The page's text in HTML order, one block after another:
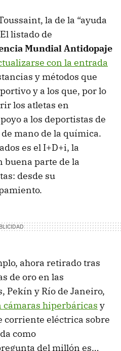
la de la “ayuda
listado de
Mundial Antidopaje
con la entrada
y métodos que
y a los que, por lo
los atletas en
a los deportistas de
mano de la química.
es el I+D+i, la
buena parte de la
desde su
ahora retirado tras
de oro en las
Pekín y Río de Janeiro,
cámaras hiperbáricas y
corriente eléctrica sobre
como
del millón es…